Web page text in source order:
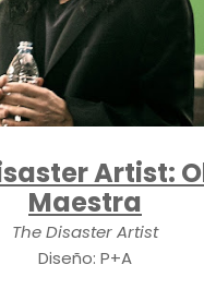
Artist:
Maestra
The Disaster Artist
Diseño: P+A